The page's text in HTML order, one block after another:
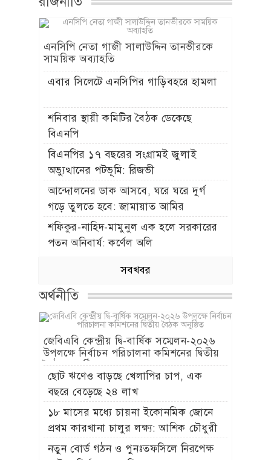
এনসিপি নেতা গাজী সালাউদ্দিন তানভীরকে
সাময়িক অব্যাহতি
এবার সিলেটে এনসিপির গাড়িবহরে হামলা
শনিবার স্থায়ী কমিটির বৈঠক ডেকেছে
বিএনপি
বিএনপির ১৭ বছরের সংগ্রামই জুলাই
অভ্যুত্থানের পটভূমি: রিজভী
আন্দোলনের ডাক আসবে, ঘরে ঘরে দুর্গ
গড়ে তুলতে হবে: জামায়াত আমির
শফিকুর-নাহিদ-মামুনুল এক হলে সরকারের
পতন অনিবার্য: কর্ণেল অলি
সবখবর
অর্থনীতি
জেবিএবি কেন্দ্রীয় দ্বি-বার্ষিক সম্মেলন-২০২৬
উপলক্ষে নির্বাচন পরিচালনা কমিশনের দ্বিতীয়
বৈঠক অনুষ্ঠিত
ছোট ঋণেও বাড়ছে খেলাপির চাপ, এক
বছরে বেড়েছে ২৪ লাখ
১৮ মাসের মধ্যে চায়না ইকোনমিক জোনে
প্রথম কারখানা চালুর লক্ষ্য: আশিক চৌধুরী
নতুন বোর্ড গঠন ও পুনঃতফসিলে নিরপেক্ষ